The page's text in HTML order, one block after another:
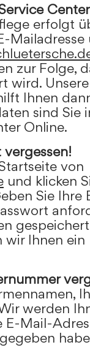
erfolgt
zur Folge,
wird.
Ihnen
sind Sie
Online.
von
und klicken
Sie
Ihnen
werden
Mail-